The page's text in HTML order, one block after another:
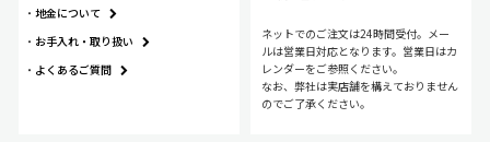
地金について
お手入れ・取り扱い
よくあるご質問
ネットでのご注文は24時間受付。メー
ルは営業日対応となります。営業日はカ
レンダーをご参照ください。
なお、弊社は実店舗を構えておりません
のでご了承ください。